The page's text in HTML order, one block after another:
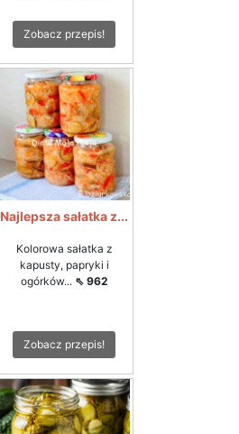
Zobacz przepis!
Najlepsza sałatka z...
Kolorowa sałatka z
kapusty, papryki i
ogórków... ⇖ 962
Zobacz przepis!